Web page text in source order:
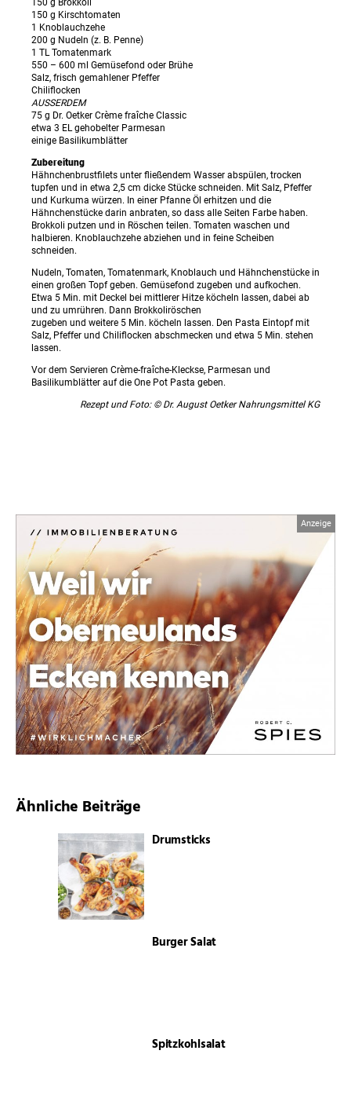
150 g Kirschtomaten
1 Knoblauchzehe
200 g Nudeln (z. B. Penne)
1 TL Tomatenmark
550 – 600 ml Gemüsefond oder Brühe
Salz, frisch gemahlener Pfeffer
Chiliflocken
AUSSERDEM
75 g Dr. Oetker Crème fraîche Classic
etwa 3 EL gehobelter Parmesan
einige Basilikumblätter
Zubereitung
Hähnchenbrustfilets unter fließendem Wasser abspülen, trocken
tupfen und in etwa 2,5 cm dicke Stücke schneiden. Mit Salz, Pfeffer
und Kurkuma würzen. In einer Pfanne Öl erhitzen und die
Hähnchenstücke darin anbraten, so dass alle Seiten Farbe haben.
Brokkoli putzen und in Röschen teilen. Tomaten waschen und
halbieren. Knoblauchzehe abziehen und in feine Scheiben
schneiden.
Nudeln, Tomaten, Tomatenmark, Knoblauch und Hähnchenstücke in
einen großen Topf geben. Gemüsefond zugeben und aufkochen.
Etwa 5 Min. mit Deckel bei mittlerer Hitze köcheln lassen, dabei ab
und zu umrühren. Dann Brokkoliröschen
zugeben und weitere 5 Min. köcheln lassen. Den Pasta Eintopf mit
Salz, Pfeffer und Chiliflocken abschmecken und etwa 5 Min. stehen
lassen.
Vor dem Servieren Crème-fraîche-Kleckse, Parmesan und
Basilikumblätter auf die One Pot Pasta geben.
Rezept und Foto: © Dr. August Oetker Nahrungsmittel KG
Ähnliche Beiträge
Drumsticks
Burger Salat
Spitzkohlsalat